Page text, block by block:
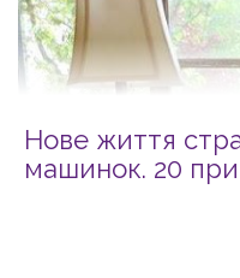
Нове життя
машинок. 20